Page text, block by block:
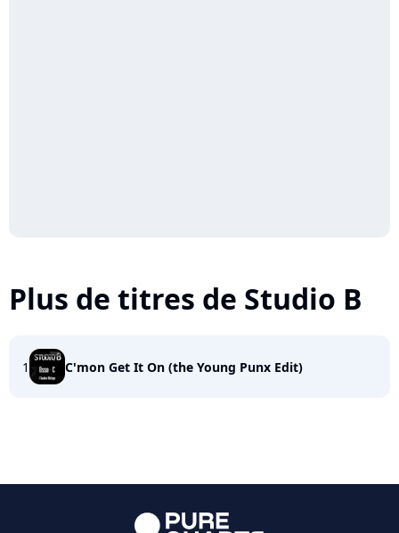
Plus de titres de Studio B
1 C'mon Get It On (the Young Punx Edit)